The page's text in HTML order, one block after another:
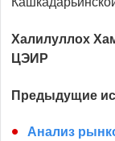
Халилуллох
ЦЭИР
Предыдущие
Анализ